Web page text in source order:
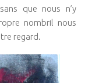
que nous n’y
nombril nous
regard.